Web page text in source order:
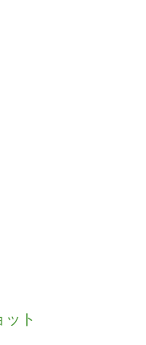
ト